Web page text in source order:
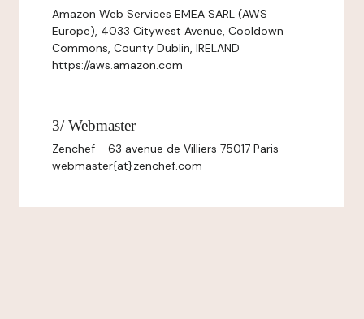
Amazon Web Services EMEA SARL (AWS
Europe), 4033 Citywest Avenue, Cooldown
Commons, County Dublin, IRELAND
https://aws.amazon.com
3/ Webmaster
Zenchef - 63 avenue de Villiers 75017 Paris –
webmaster{at}zenchef.com